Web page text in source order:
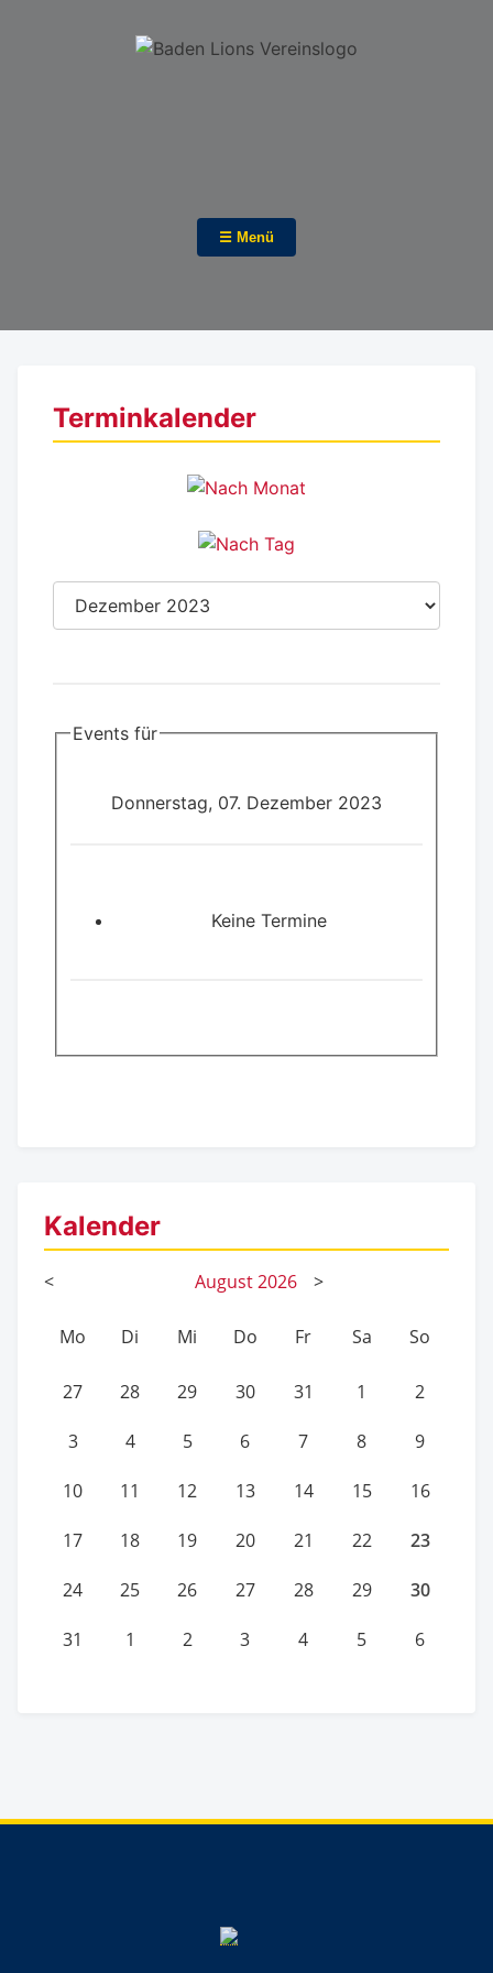
☰ Menü
Terminkalender
Events für
Donnerstag, 07. Dezember 2023
Keine Termine
Kalender
< August2026 >
Mo Di Mi Do Fr Sa So
27 28 29 30 31 1 2
3 4 5 6 7 8 9
10 11 12 13 14 15 16
17 18 19 20 21 22 23
24 25 26 27 28 29 30
31 1 2 3 4 5 6